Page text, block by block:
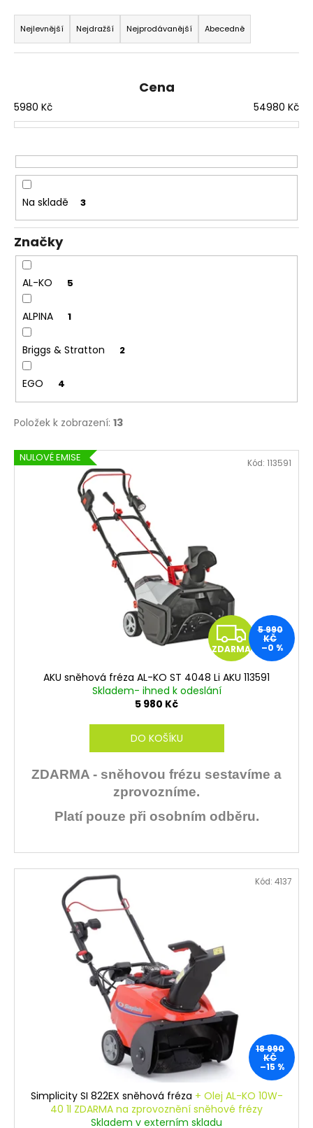
Ř
a
z
í
p
o
d
u
k
t
ů
Nejlevnější Nejdražší Nejprodávanější Abecedně
Cena
5980 Kč 54980 Kč
Na skladě 3
Značky
AL-KO 5
ALPINA 1
Briggs & Stratton 2
EGO 4
Položek k zobrazení: 13
VNULOVÉ EMISE
Z
D
A
ZDARMA
5 990
KČ
–0 %
AKU sněhová fréza AL-KO ST 4048 Li AKU 113591
Skladem- ihned k odeslání
5 980 Kč
DO KOŠÍKU
ZDARMA - sněhovou frézu sestavíme a
zprovozníme.
Platí pouze při osobním odběru.
Kód: 113591
18 990
KČ
–15 %
Simplicity SI 822EX sněhová fréza + Olej AL-KO 10W-
40 1l ZDARMA na zprovoznění sněhové frézy
Skladem v externím skladu
Kód: 4137